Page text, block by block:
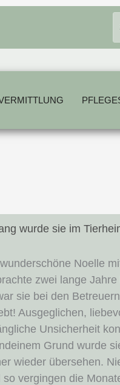
wurde sie im
Noelle
zwei lange
sie bei den
Ausgeglichen,
Unsicherheit
Grund wurde
wieder übersehen.
so vergingen die